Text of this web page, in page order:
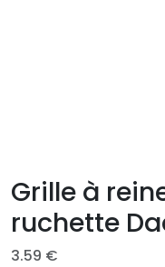
Grille à
ruchette
3.59 €